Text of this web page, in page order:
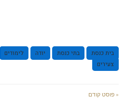
בית כנסת בתי כנסת יודה לימודים
צעירים
« פוסט קודם